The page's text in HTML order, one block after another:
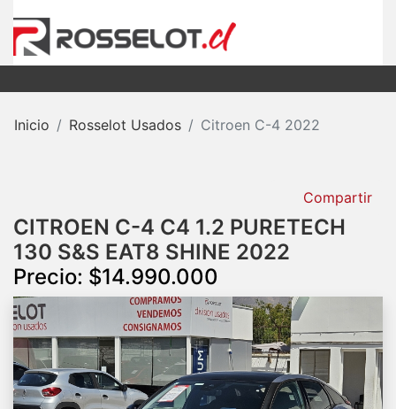
Inicio Rosselot Usados Citroen C-4 2022
Compartir
CITROEN C-4 C4 1.2 PURETECH
130 S&S EAT8 SHINE 2022
Precio: $14.990.000